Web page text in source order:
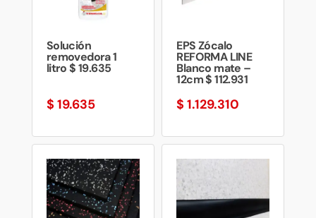
Solución
removedora 1
litro $ 19.635
$ 19.635
EPS Zócalo
REFORMA LINE
Blanco mate –
12cm $ 112.931
$ 1.129.310